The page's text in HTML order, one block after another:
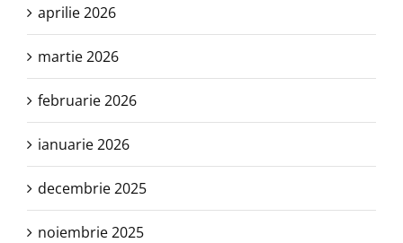
aprilie 2026
martie 2026
februarie 2026
ianuarie 2026
decembrie 2025
noiembrie 2025